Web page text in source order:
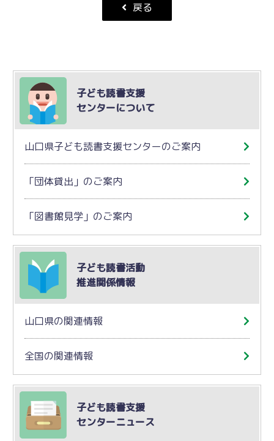
戻る
子ども読書支援
センターについて
山口県子ども読書支援センターのご案内
「団体貸出」のご案内
「図書館見学」のご案内
子ども読書活動
推進関係情報
山口県の関連情報
全国の関連情報
子ども読書支援
センターニュース